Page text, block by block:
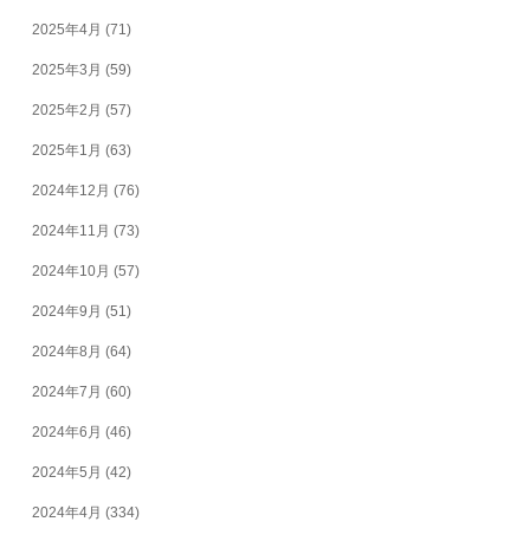
2025年4月 (71)
2025年3月 (59)
2025年2月 (57)
2025年1月 (63)
2024年12月 (76)
2024年11月 (73)
2024年10月 (57)
2024年9月 (51)
2024年8月 (64)
2024年7月 (60)
2024年6月 (46)
2024年5月 (42)
2024年4月 (334)